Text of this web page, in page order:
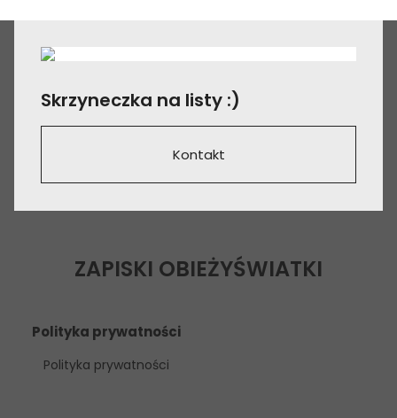
Skrzyneczka na listy :)
Kontakt
ZAPISKI OBIEŻYŚWIATKI
Polityka prywatności
Polityka prywatności